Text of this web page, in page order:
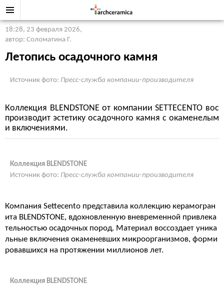
18:28, 23 февраля 2026,
автор: Соломатина Г.
Летопись осадочного камня
Источник фото: Пресс-служба компании-производителя
Коллекция BLENDSTONE от компании SETTECENTO вос
производит эстетику осадочного камня с окаменелым
и включениями.
Коллекция BLENDSTONE
Источник фото: Пресс-служба компании-производителя
Компания Settecento представила коллекцию керамогран
ита BLENDSTONE, вдохновленную вневременной привлека
тельностью осадочных пород. Материал воссоздает уника
льные включения окаменевших микроорганизмов, форми
ровавшихся на протяжении миллионов лет.
Коллекция BLENDSTONE